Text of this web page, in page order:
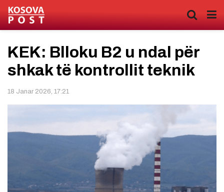
KEK: Blloku B2 u ndal për
shkak të kontrollit teknik
18 Janar 2026, 17:21